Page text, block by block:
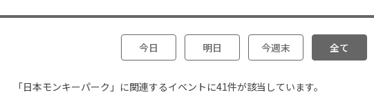
今日 明日 今週末 全て
「日本モンキーパーク」に関連するイベントに41件が該当しています。